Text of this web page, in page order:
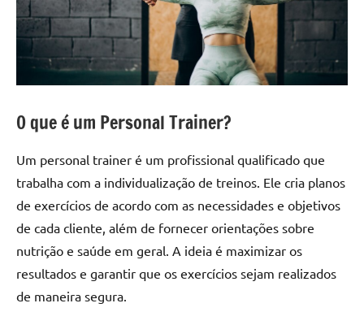
O que é um Personal Trainer?
Um personal trainer é um profissional qualificado que
trabalha com a individualização de treinos. Ele cria planos
de exercícios de acordo com as necessidades e objetivos
de cada cliente, além de fornecer orientações sobre
nutrição e saúde em geral. A ideia é maximizar os
resultados e garantir que os exercícios sejam realizados
de maneira segura.